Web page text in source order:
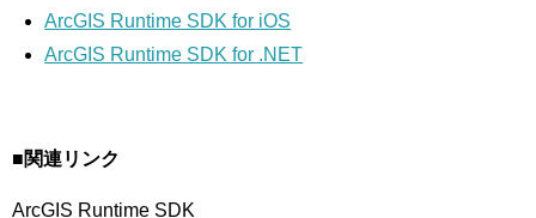
ArcGIS Runtime SDK for iOS
ArcGIS Runtime SDK for .NET
■関連リンク
ArcGIS Runtime SDK